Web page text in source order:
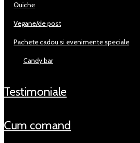
quiche
vegane/de post
pachete cadou si evenimente speciale
candy bar
testimoniale
cum comand